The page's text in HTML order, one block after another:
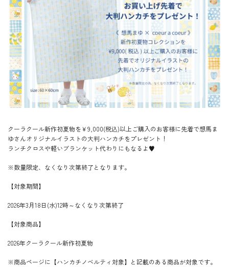
特集
お知らせ
ご利用ガイド
会員登録特典
お問合せ
店舗検索
カラーから探す
在庫なし商品を表示しない
円 ～ 円
この条件で絞り込む
クーラクール新作初夏物を￥9,000(税込)以上ご購入のお客様に先着で想馬ま
ゆさんオリジナルイラストの大判ハンカチをプレゼント！
ランチクロスや軽いブランケット代わりにもなるよ♥
※数量限定、なくなり次第終了となります。
【対象期間】
2026年3月18日(水)12時～なくなり次第終了
【対象商品】
2026年クーラクール新作初夏物
※商品ページに【ハンカチノベルティ対象】と記載のある商品が対象です。